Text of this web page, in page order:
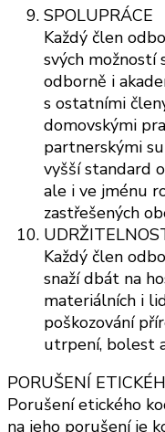
SPOLUPRÁCE
Každý člen
svých možností
odborně i
s ostatními
domovskými
partnerskými
vyšší standard
ale i ve jménu
zastřešených
Každý člen
snaží dbát na
materiálních i
poškozování
utrpení, bolest
PORUŠENÍ
Porušení etického
na jeho porušení je